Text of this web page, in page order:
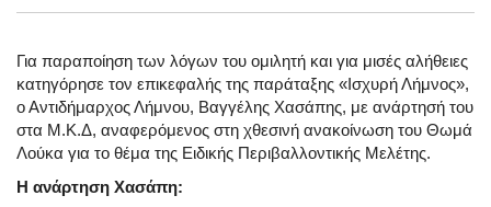
Για παραποίηση των λόγων του ομιλητή και για μισές αλήθειες
κατηγόρησε τον επικεφαλής της παράταξης «Ισχυρή Λήμνος»,
ο Αντιδήμαρχος Λήμνου, Βαγγέλης Χασάπης, με ανάρτησή του
στα Μ.Κ.Δ, αναφερόμενος στη χθεσινή ανακοίνωση του Θωμά
Λούκα για το θέμα της Ειδικής Περιβαλλοντικής Μελέτης.
Η ανάρτηση Χασάπη: